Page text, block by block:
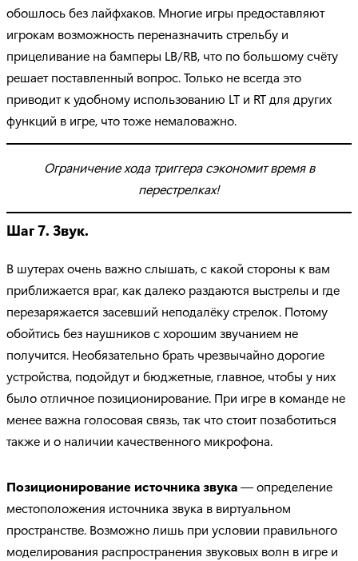
обошлось без лайфхаков. Многие игры предоставляют
игрокам возможность переназначить стрельбу и
прицеливание на бамперы LB/RB, что по большому счёту
решает поставленный вопрос. Только не всегда это
приводит к удобному использованию LT и RT для других
функций в игре, что тоже немаловажно.
Ограничение хода триггера сэкономит время в
перестрелках!
Шаг 7. Звук.
В шутерах очень важно слышать, с какой стороны к вам
приближается враг, как далеко раздаются выстрелы и где
перезаряжается засевший неподалёку стрелок. Потому
обойтись без наушников с хорошим звучанием не
получится. Необязательно брать чрезвычайно дорогие
устройства, подойдут и бюджетные, главное, чтобы у них
было отличное позиционирование. При игре в команде не
менее важна голосовая связь, так что стоит позаботиться
также и о наличии качественного микрофона.
Позиционирование источника звука— определение
местоположения источника звука в виртуальном
пространстве. Возможно лишь при условии правильного
моделирования распространения звуковых волн в игре и